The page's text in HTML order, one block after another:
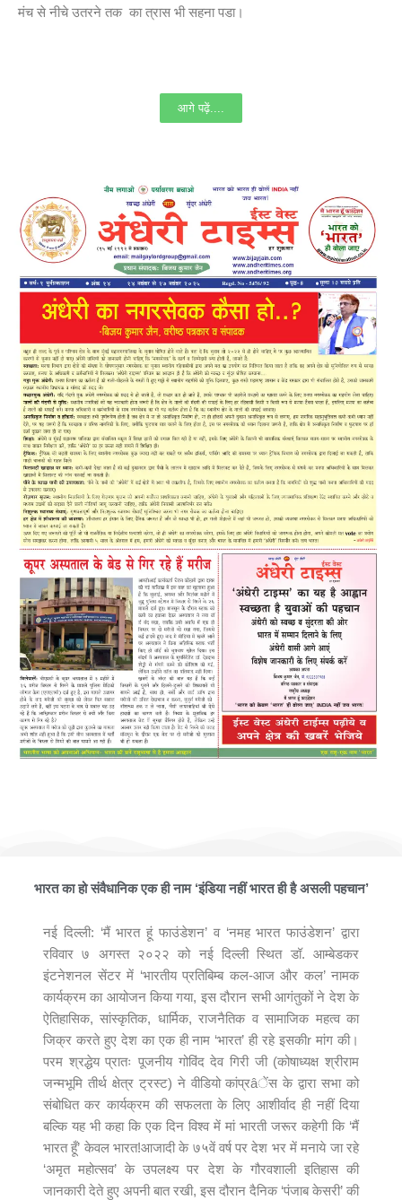
मंच से नीचे उतरने तक का त्रास भी सहना पडा।
आगे पढ़ें....
भारत का हो संवैधानिक एक ही नाम ‘इंडिया नहीं भारत ही है असली पहचान’
नई दिल्ली: ‘मैं भारत हूं फाउंडेशन’ व ‘नमह भारत फाउंडेशन’ द्वारा
रविवार ७ अगस्त २०२२ को नई दिल्ली स्थित डॉ. आम्बेडकर
इंटनेशनल सेंटर में ‘भारतीय प्रतिबिम्ब कल-आज और कल’ नामक
कार्यक्रम का आयोजन किया गया, इस दौरान सभी आगंतुकों ने देश के
ऐतिहासिक, सांस्कृतिक, धार्मिक, राजनैतिक व सामाजिक महत्व का
जिक्र करते हुए देश का एक ही नाम ‘भारत’ ही रहे इसकीr मांग की।
परम श्रद्धेय प्रातः पूजनीय गोविंद देव गिरी जी (कोषाध्यक्ष श्रीराम
जन्मभूमि तीर्थ क्षेत्र ट्रस्ट) ने वीडियो कांप्रâेंस के द्वारा सभा को
संबोधित कर कार्यक्रम की सफलता के लिए आशीर्वाद ही नहीं दिया
बल्कि यह भी कहा कि एक दिन विश्व में मां भारती जरूर कहेगी कि ‘मैं
भारत हूँ’ केवल भारत!आजादी के ७५वें वर्ष पर देश भर में मनाये जा रहे
‘अमृत महोत्सव’ के उपलक्ष्य पर देश के गौरवशाली इतिहास की
जानकारी देते हुए अपनी बात रखी, इस दौरान दैनिक ‘पंजाब केसरी’ की